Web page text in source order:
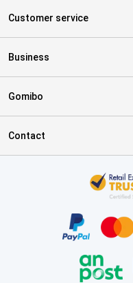
Customer service
Business
Gomibo
Contact